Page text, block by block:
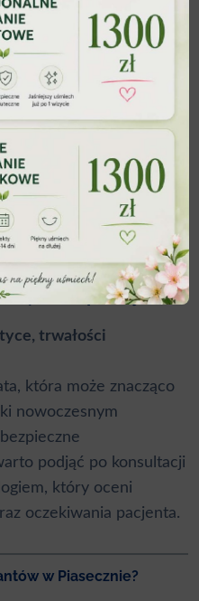
może trwać kilka
wymagają
czyszczenia.
choroby ogólne
osteoporoza, bruksizm
mała ilość kości
się na implanty?
trwałości
która może znacząco
nowoczesnym
podjąć po konsultacji
który oceni
oczekiwania pacjenta.
w Piasecznie?